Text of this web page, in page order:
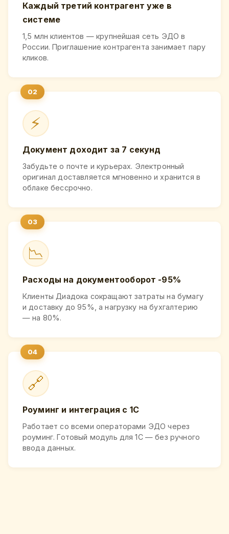
Каждый третий контрагент уже в
системе
1,5 млн клиентов — крупнейшая сеть ЭДО в
России. Приглашение контрагента занимает пару
кликов.
⚡
Документ доходит за 7 секунд
Забудьте о почте и курьерах. Электронный
оригинал доставляется мгновенно и хранится в
облаке бессрочно.
📉
Расходы на документооборот -95%
Клиенты Диадока сокращают затраты на бумагу
и доставку до 95%, а нагрузку на бухгалтерию
— на 80%.
🔗
Роуминг и интеграция с 1С
Работает со всеми операторами ЭДО через
роуминг. Готовый модуль для 1С — без ручного
ввода данных.